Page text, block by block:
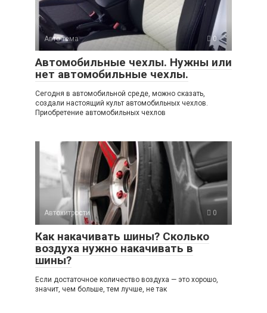
Авто-тема 0
Автомобильные чехлы. Нужны или
нет автомобильные чехлы.
Сегодня в автомобильной среде, можно сказать,
создали настоящий культ автомобильных чехлов.
Приобретение автомобильных чехлов
Автохитрости 0
Как накачивать шины? Сколько
воздуха нужно накачивать в
шины?
Если достаточное количество воздуха — это хорошо,
значит, чем больше, тем лучше, не так